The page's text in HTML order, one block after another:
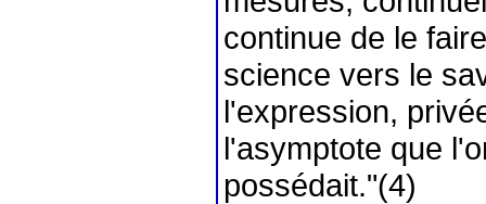
continue de le
science vers le
l'expression,
l'asymptote que
possédait."(4)